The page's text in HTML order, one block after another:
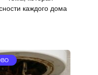
каждого дома